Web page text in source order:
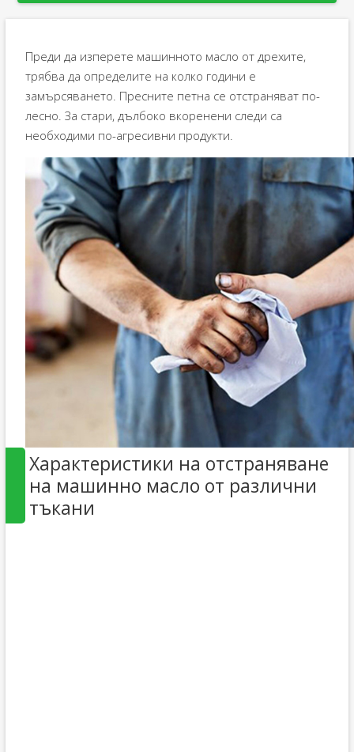
Преди да изперете машинното масло от дрехите,
трябва да определите на колко години е
замърсяването. Пресните петна се отстраняват по-
лесно. За стари, дълбоко вкоренени следи са
необходими по-агресивни продукти.
Характеристики на отстраняване
на машинно масло от различни
тъкани